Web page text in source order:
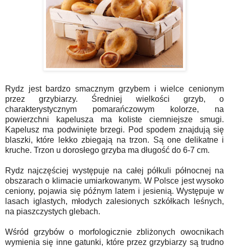
Rydz jest bardzo smacznym grzybem i wielce cenionym
przez grzybiarzy. Średniej wielkości grzyb, o
charakterystycznym pomarańczowym kolorze, na
powierzchni kapelusza ma koliste ciemniejsze smugi.
Kapelusz ma podwinięte brzegi. Pod spodem znajdują się
blaszki, które lekko zbiegają na trzon. Są one delikatne i
kruche. Trzon u dorosłego grzyba ma długość do 6-7 cm.
Rydz najczęściej występuje na całej półkuli północnej na
obszarach o klimacie umiarkowanym. W Polsce jest wysoko
ceniony, pojawia się późnym latem i jesienią. Występuje w
lasach iglastych, młodych zalesionych szkółkach leśnych,
na piaszczystych glebach.
Wśród grzybów o morfologicznie zbliżonych owocnikach
wymienia się inne gatunki, które przez grzybiarzy są trudno